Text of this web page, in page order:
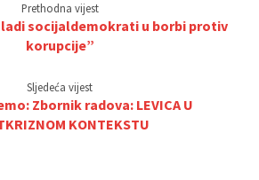
Prethodna vijest
socijaldemokrati u borbi protiv
korupcije”
Sljedeća vijest
Zbornik radova: LEVICA U
KONTEKSTU